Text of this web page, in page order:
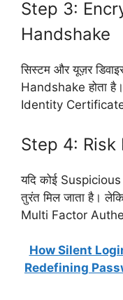
Step 3:
Handshake
सिस्टम और यूज़र
Handshake होता
Identity Certificates
Step 4: Risk
यदि कोई
तुरंत मिल जाता है।
Multi Factor
How Silent
Redefining